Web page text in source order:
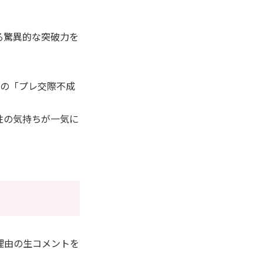
異的な突破力を
「プレ交際不成
気持ちが一気に
の生コメントを